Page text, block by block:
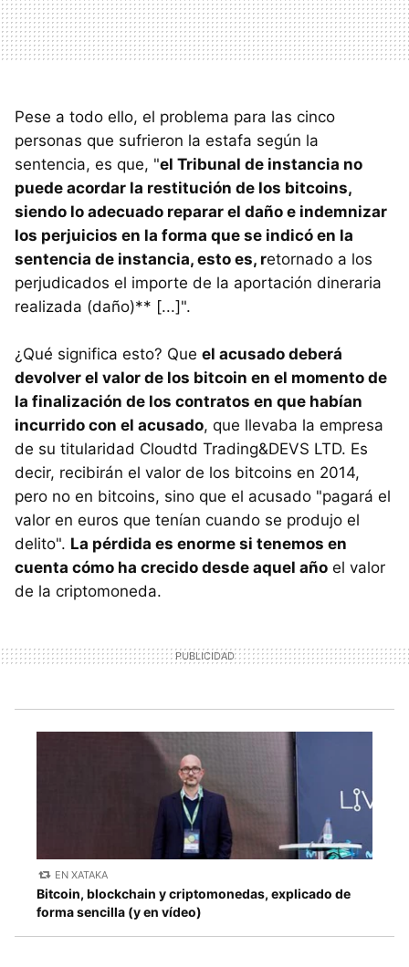
Pese a todo ello, el problema para las cinco
personas que sufrieron la estafa según la
sentencia, es que, "el Tribunal de instancia no
puede acordar la restitución de los bitcoins,
siendo lo adecuado reparar el daño e indemnizar
los perjuicios en la forma que se indicó en la
sentencia de instancia, esto es, retornado a los
perjudicados el importe de la aportación dineraria
realizada (daño)** [...]".
¿Qué significa esto? Que el acusado deberá
devolver el valor de los bitcoin en el momento de
la finalización de los contratos en que habían
incurrido con el acusado, que llevaba la empresa
de su titularidad Cloudtd Trading&DEVS LTD. Es
decir, recibirán el valor de los bitcoins en 2014,
pero no en bitcoins, sino que el acusado "pagará el
valor en euros que tenían cuando se produjo el
delito". La pérdida es enorme si tenemos en
cuenta cómo ha crecido desde aquel año el valor
de la criptomoneda.
EN XATAKA
Bitcoin, blockchain y criptomonedas, explicado de
forma sencilla (y en vídeo)